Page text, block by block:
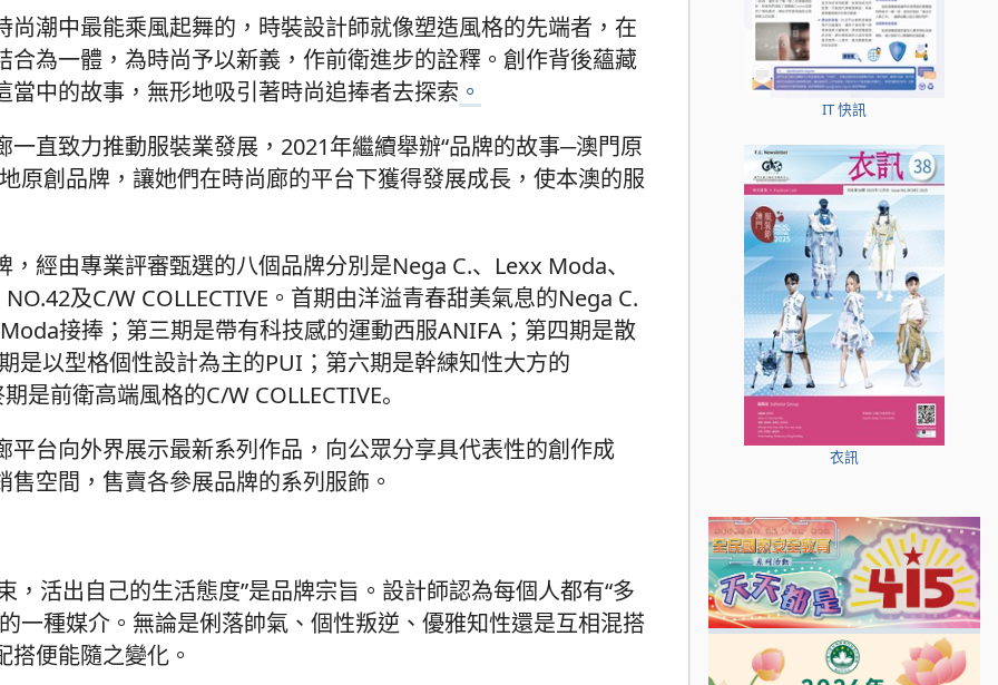
潮中最能乘風起舞的，時裝設計師就像塑造風格的先端者，在
為一體，為時尚予以新義，作前衛進步的詮釋。創作背後蘊藏
中的故事，無形地吸引著時尚追捧者去探索 。
直致力推動服裝業發展，2021年繼續舉辦“品牌的故事─澳門原
原創品牌，讓她們在時尚廊的平台下獲得發展成長，使本澳的服
經由專業評審甄選的八個品牌分別是Nega C.、Lexx Moda、
及C/W COLLECTIVE。首期由洋溢青春甜美氣息的Nega C.
接捧；第三期是帶有科技感的運動西服ANIFA；第四期是散
以型格個性設計為主的PUI；第六期是幹練知性大方的
前衛高端風格的C/W COLLECTIVE。
台向外界展示最新系列作品，向公眾分享具代表性的創作成
空間，售賣各參展品牌的系列服飾。
活出自己的生活態度”是品牌宗旨。設計師認為每個人都有“多
一種媒介。無論是俐落帥氣、個性叛逆、優雅知性還是互相混搭
便能隨之變化。
IT 快訊
衣訊